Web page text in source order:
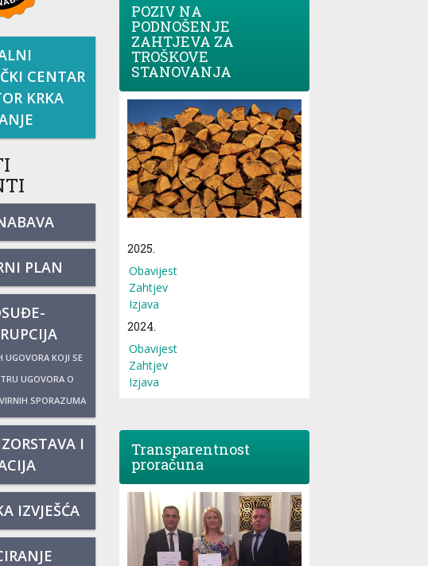
CENTAR
KRKA
PLAN
UGOVORA KOJI SE
UGOVORA O
SPORAZUMA
I
IZVJEŠĆA
POZIV NA
PODNOŠENJE
ZAHTJEVA ZA
TROŠKOVE
STANOVANJA
2025.
Obavijest
Zahtjev
Izjava
2024.
Obavijest
Zahtjev
Izjava
Transparentnost
proračuna